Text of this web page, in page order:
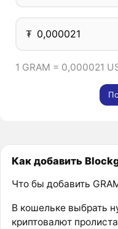
₮
1 GRAM = 0,000021
Как добавить
Что бы добавить
В кошельке выбрать
криптовалют